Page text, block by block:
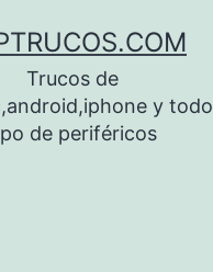
Trucos de
y todo
de periféricos